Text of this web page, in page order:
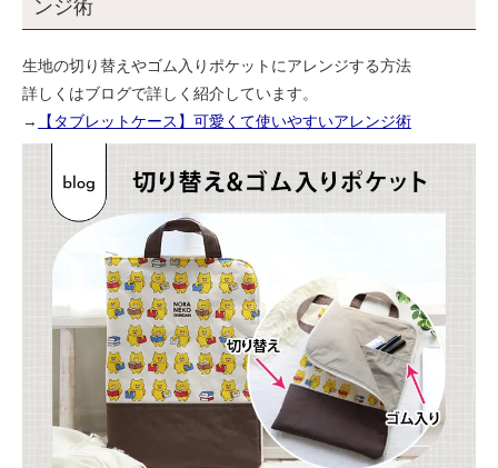
ンジ術
生地の切り替えやゴム入りポケットにアレンジする方法
詳しくはブログで詳しく紹介しています。
→
【タブレットケース】可愛くて使いやすいアレンジ術